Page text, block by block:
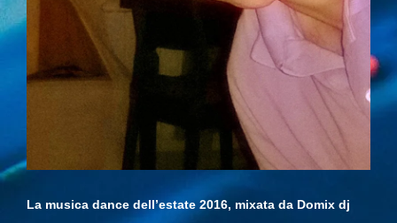
La musica dance dell’estate 2016, mixata da Domix dj